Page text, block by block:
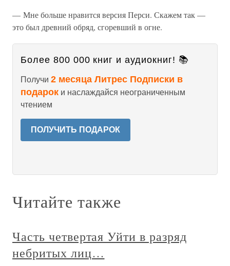
— Мне больше нравится версия Перси. Скажем так —
это был древний обряд, сгоревший в огне.
Более 800 000 книг и аудиокниг! 📚
Получи 2 месяца Литрес Подписки в
подарок и наслаждайся неограниченным
чтением
ПОЛУЧИТЬ ПОДАРОК
Читайте также
Часть четвертая Уйти в разряд
небритых лиц…